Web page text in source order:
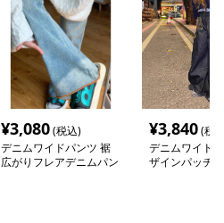
¥3,080(税込)
デニムワイドパンツ 裾
広がりフレアデニムパン
¥3,840(税
デニムワイド
ザインパッチ